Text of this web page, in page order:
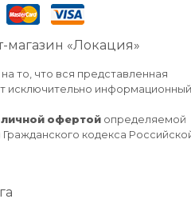
магазин «Локация»
то, что вся представленная
исключительно информационный
офертой определяемой
кодекса